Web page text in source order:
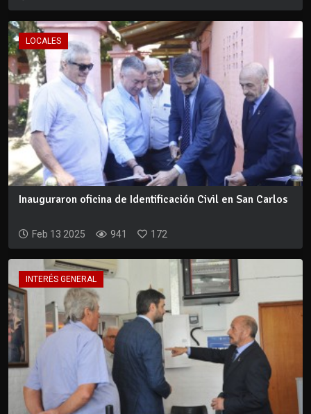
LOCALES
Inauguraron oficina de Identificación Civil en San Carlos
Feb 13 2025 941 172
INTERÉS GENERAL